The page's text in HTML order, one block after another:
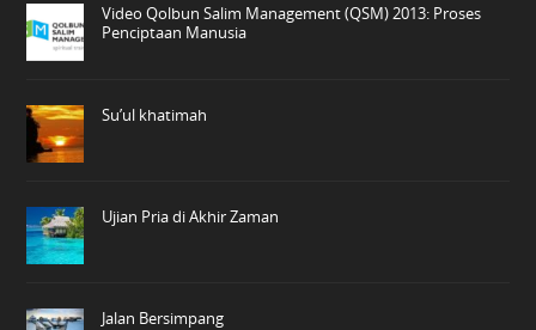
Video Qolbun Salim Management (QSM) 2013: Proses
Penciptaan Manusia
Su’ul khatimah
Ujian Pria di Akhir Zaman
Jalan Bersimpang